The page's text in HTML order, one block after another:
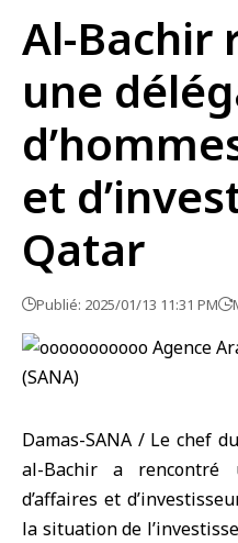
Al-Bachir
une
et
Qatar
Publié: 2025/01/13 11:31 PM
Damas-SANA / Le chef
al-Bachir a rencontré
d’affaires et
la situation de